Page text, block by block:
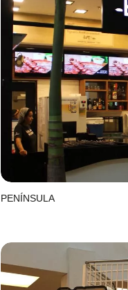
PENÍNSULA